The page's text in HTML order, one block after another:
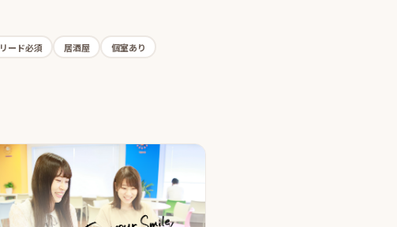
リード必須 居酒屋 個室あり